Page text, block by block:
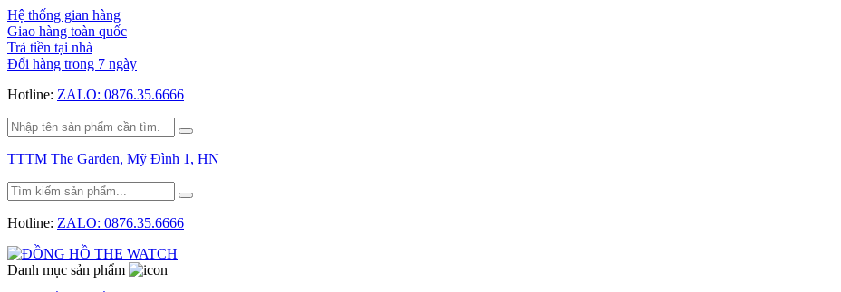
Hệ thống gian hàng
Giao hàng toàn quốc
Trả tiền tại nhà
Đổi hàng trong 7 ngày
Hotline: ZALO: 0876.35.6666
TTTM The Garden, Mỹ Đình 1, HN
Hotline: ZALO: 0876.35.6666
Danh mục sản phẩm